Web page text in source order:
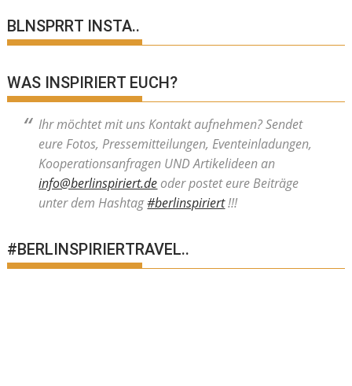
BLNSPRRT INSTA..
WAS INSPIRIERT EUCH?
Ihr möchtet mit uns Kontakt aufnehmen? Sendet
eure Fotos, Pressemitteilungen, Eventeinladungen,
Kooperationsanfragen UND Artikelideen an
info@berlinspiriert.deoder postet eure Beiträge
unter dem Hashtag#berlinspiriert!!!
#BERLINSPIRIERTRAVEL..